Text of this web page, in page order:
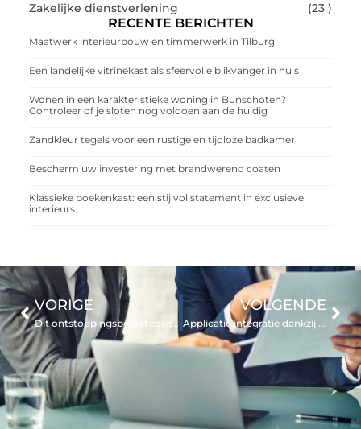
Zakelijke dienstverlening
(23 )
RECENTE BERICHTEN
Maatwerk interieurbouw en timmerwerk in Tilburg
Een landelijke vitrinekast als sfeervolle blikvanger in huis
Wonen in een karakteristieke woning in Bunschoten?
Controleer of je sloten nog voldoen aan de huidig
Zandkleur tegels voor een rustige en tijdloze badkamer
Bescherm uw investering met brandwerend coaten
Klassieke boekenkast: een stijlvol statement in exclusieve
interieurs
VORIGE
Dit ontstoppingsbedrijf zorgt voor een vakkundige ontstopping van uw riool
VOLGENDE
Applicatie integratie dankzij een API platform